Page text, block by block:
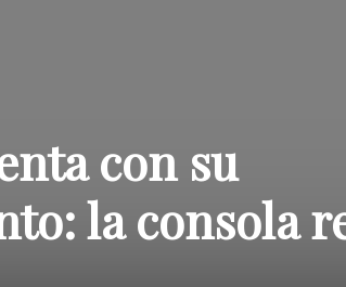
con su
la consola